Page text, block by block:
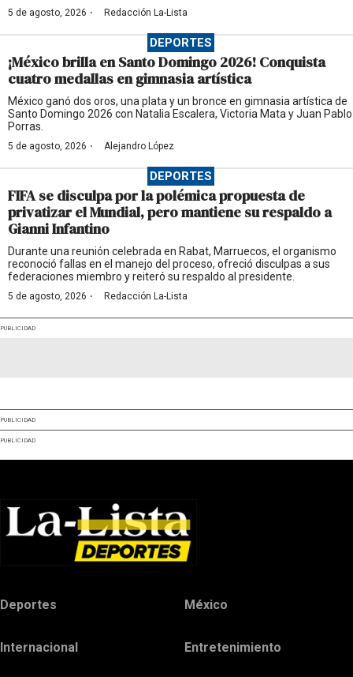
5 de agosto, 2026 · Redacción La-Lista
DEPORTES
¡México brilla en Santo Domingo 2026! Conquista
cuatro medallas en gimnasia artística
México ganó dos oros, una plata y un bronce en gimnasia artística de
Santo Domingo 2026 con Natalia Escalera, Victoria Mata y Juan Pablo
Porras.
5 de agosto, 2026 · Alejandro López
DEPORTES
FIFA se disculpa por la polémica propuesta de
privatizar el Mundial, pero mantiene su respaldo a
Gianni Infantino
Durante una reunión celebrada en Rabat, Marruecos, el organismo
reconoció fallas en el manejo del proceso, ofreció disculpas a sus
federaciones miembro y reiteró su respaldo al presidente.
5 de agosto, 2026 · Redacción La-Lista
PUBLICIDAD
PUBLICIDAD
PUBLICIDAD
Deportes México
Internacional Entretenimiento